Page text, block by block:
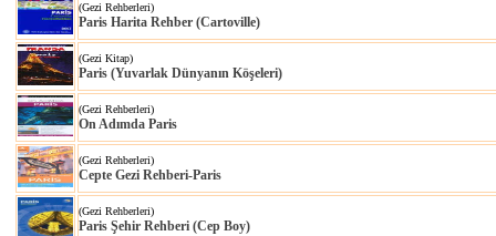
(Gezi Rehberleri)
Paris Harita Rehber (Cartoville)
(Gezi Kitap)
Paris (Yuvarlak Dünyanın Köşeleri)
(Gezi Rehberleri)
On Adımda Paris
(Gezi Rehberleri)
Cepte Gezi Rehberi-Paris
(Gezi Rehberleri)
Paris Şehir Rehberi (Cep Boy)